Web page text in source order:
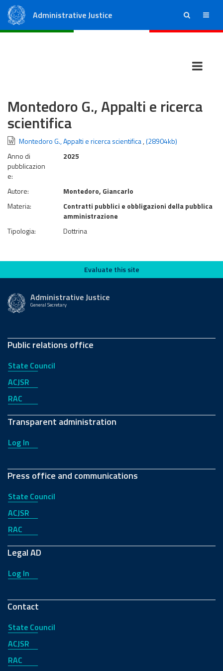
Administrative Justice ricerca menu
Montedoro G., Appalti e ricerca
scientifica
Montedoro G., Appalti e ricerca scientifica,(28904kb)
Anno di
pubblicazion
e:
2025
Autore:
Montedoro, Giancarlo
Materia:
Contratti pubblici e obbligazioni della pubblica
amministrazione
Tipologia:
Dottrina
Evaluate this siteEvaluate this site
Administrative Justice
General Secretary
Public relations office
State Council
ACJSR
RAC
Transparent administration
Log In
Press office and communications
State Council
ACJSR
RAC
Legal AD
Log In
Contact
State Council
ACJSR
RAC